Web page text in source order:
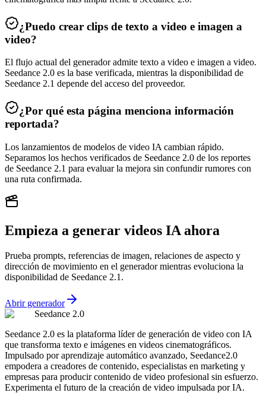
¿Puedo crear clips de texto a video e imagen a
video?
El flujo actual del generador admite texto a video e imagen a video.
Seedance 2.0 es la base verificada, mientras la disponibilidad de
Seedance 2.1 depende del acceso del proveedor.
¿Por qué esta página menciona información
reportada?
Los lanzamientos de modelos de video IA cambian rápido.
Separamos los hechos verificados de Seedance 2.0 de los reportes
de Seedance 2.1 para evaluar la mejora sin confundir rumores con
una ruta confirmada.
Empieza a generar videos IA ahora
Prueba prompts, referencias de imagen, relaciones de aspecto y
dirección de movimiento en el generador mientras evoluciona la
disponibilidad de Seedance 2.1.
Abrir generador
Seedance 2.0
Seedance 2.0 es la plataforma líder de generación de video con IA
que transforma texto e imágenes en videos cinematográficos.
Impulsado por aprendizaje automático avanzado, Seedance2.0
empodera a creadores de contenido, especialistas en marketing y
empresas para producir contenido de video profesional sin esfuerzo.
Experimenta el futuro de la creación de video impulsada por IA.